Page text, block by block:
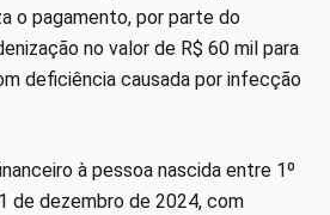
o pagamento, por parte do
no valor de R$ 60 mil para
deficiência causada por infecção
à pessoa nascida entre 1º
de dezembro de 2024, com